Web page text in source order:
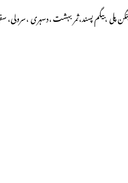
انور رٹول،بادام ،بنگن پلی ،بیگم پسند،ثمر بہشت